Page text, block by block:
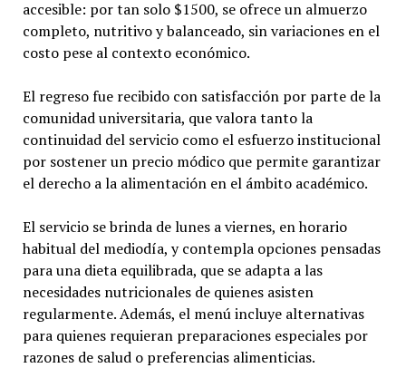
accesible: por tan solo $1500, se ofrece un almuerzo
completo, nutritivo y balanceado, sin variaciones en el
costo pese al contexto económico.
El regreso fue recibido con satisfacción por parte de la
comunidad universitaria, que valora tanto la
continuidad del servicio como el esfuerzo institucional
por sostener un precio módico que permite garantizar
el derecho a la alimentación en el ámbito académico.
El servicio se brinda de lunes a viernes, en horario
habitual del mediodía, y contempla opciones pensadas
para una dieta equilibrada, que se adapta a las
necesidades nutricionales de quienes asisten
regularmente. Además, el menú incluye alternativas
para quienes requieran preparaciones especiales por
razones de salud o preferencias alimenticias.